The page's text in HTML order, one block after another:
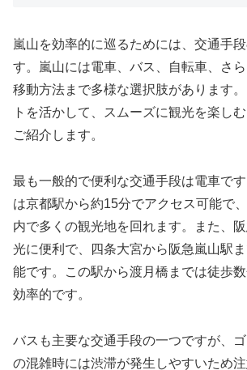
嵐山を効率的に巡るためには、交通手
す。嵐山には電車、バス、自転車、さ
移動方法まで多様な選択肢があります
トを活かして、スムーズに観光を楽し
ご紹介します。
最も一般的で便利な交通手段は電車で
は京都駅から約15分でアクセス可能で
内で多くの観光地を回れます。また、
光に便利で、四条大宮から阪急嵐山駅
能です。この駅から渡月橋までは徒歩
効率的です。
バスも主要な交通手段の一つですが、
の混雑時には渋滞が発生しやすいため